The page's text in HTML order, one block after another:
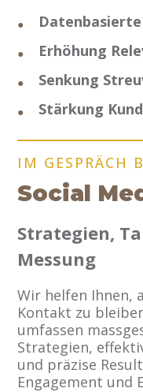
Erhöhung
Senkung
Stärkung
IM GESPRÄCH
Social
Strategien,
Messung
Wir helfen Ihnen,
Kontakt zu
umfassen
Strategien,
und präzise
Engagement und